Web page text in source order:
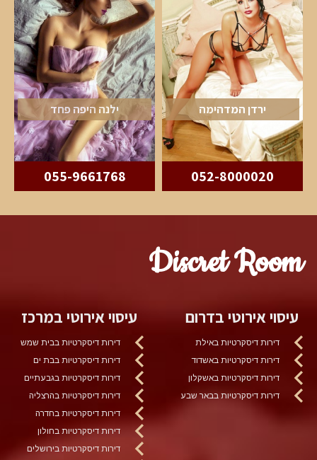
ירדן המדהימה
052-8000020
ילנה היפה פחד
055-9661768
Discret Room
עיסוי אירוטי בדרום
דירות דיסקרטיות באילת
דירות דיסקרטיות באשדוד
דירות דיסקרטיות באשקלון
דירות דיסקרטיות בבאר שבע
עיסוי אירוטי במרכז
דירות דיסקרטיות בבית שמש
דירות דיסקרטיות בבת ים
דירות דיסקרטיות בגבעתיים
דירות דיסקרטיות בהרצליה
דירות דיסקרטיות בחדרה
דירות דיסקרטיות בחולון
דירות דיסקרטיות בירושלים